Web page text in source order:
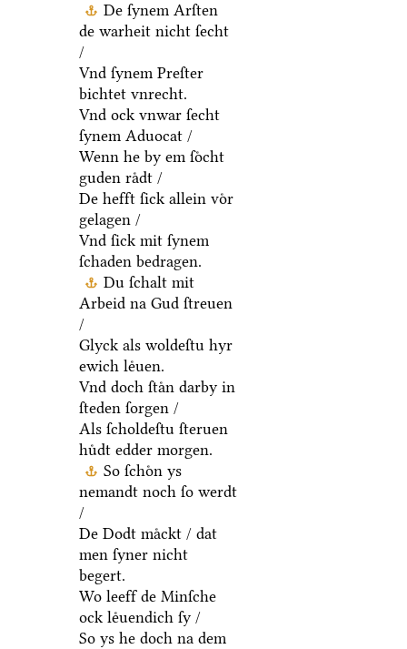
De ſynem Arſten
de warheit nicht ſecht
/
Vnd ſynem Preſter
bichtet vnrecht.
Vnd ock vnwar ſecht
ſynem Aduocat /
Wenn he by em ſoͤcht
guden raͤdt /
De hefft ſick allein voͤr
gelagen /
Vnd ſick mit ſynem
ſchaden bedragen.
Du ſchalt mit
Arbeid na Gud ſtreuen
/
Glyck als woldeſtu hyr
ewich leͤuen.
Vnd doch ſtaͤn darby in
ſteden ſorgen /
Als ſcholdeſtu ſteruen
huͤdt edder morgen.
So ſchoͤn ys
nemandt noch ſo werdt
/
De Dodt maͤckt / dat
men ſyner nicht
begert.
Wo leeff de Minſche
ock leͤuendich ſy /
So ys he doch na dem